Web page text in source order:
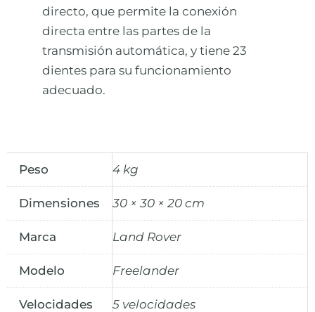
directo, que permite la conexión
directa entre las partes de la
transmisión automática, y tiene 23
dientes para su funcionamiento
adecuado.
Peso 4 kg
Dimensiones 30 × 30 × 20 cm
Marca Land Rover
Modelo Freelander
Velocidades 5 velocidades